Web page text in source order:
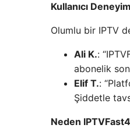
Kullanıcı
Olumlu bir IPTV
Ali K.:
abonelik
Elif T.:
Şiddetle
Neden